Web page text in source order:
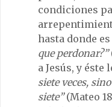
condiciones
hasta donde
que perdonar?”
a Jesús, y éste
siete veces,
siete”(Mateo